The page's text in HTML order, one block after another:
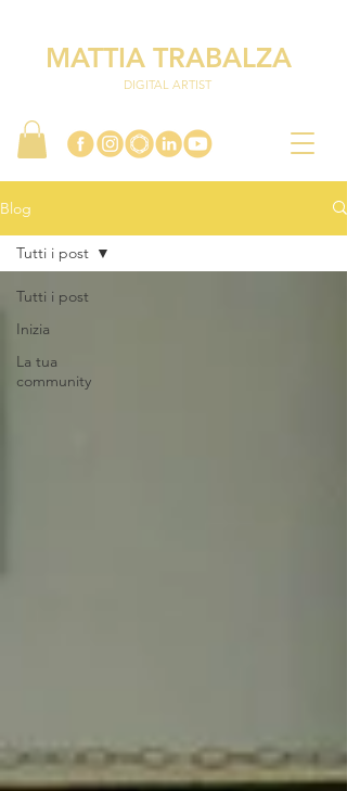
MATTIA TRABALZA
DIGITAL ARTIST
Blog
Tutti i post
Inizia
La tua
community
Tutti i post